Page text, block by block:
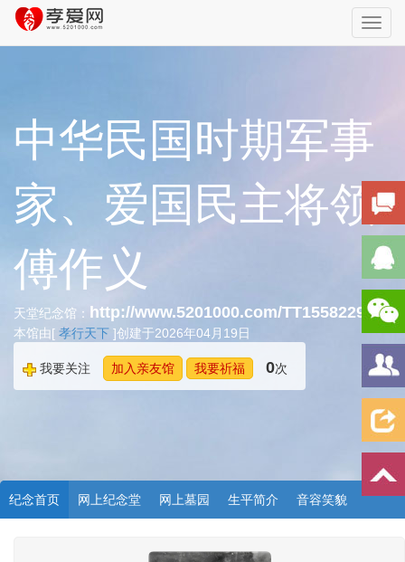
中华民国时期军事
家、爱国民主将领
傅作义
天堂纪念馆： http://www.5201000.com/TT155822942
本馆由[ 孝行天下 ]创建于2026年04月19日
我要关注 加入亲友馆 我要祈福 0次
纪念首页 网上纪念堂 网上墓园 生平简介 音容笑貌